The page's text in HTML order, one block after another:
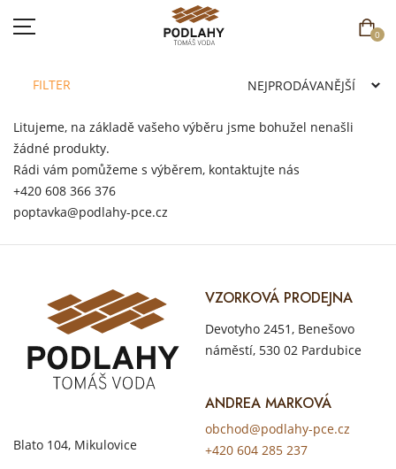
0
DOMŮ
SORTIMENT
REFERENCE
SOUTĚŽ
KONTAKT
FILTER
Litujeme, na základě vašeho výběru jsme bohužel nenašli
žádné produkty.
Rádi vám pomůžeme s výběrem, kontaktujte nás
+420 608 366 376
poptavka@podlahy-pce.cz
Blato 104, Mikulovice
VZORKOVÁ PRODEJNA
Devotyho 2451, Benešovo
náměstí, 530 02 Pardubice
ANDREA MARKOVÁ
obchod@podlahy-pce.cz
+420 604 285 237